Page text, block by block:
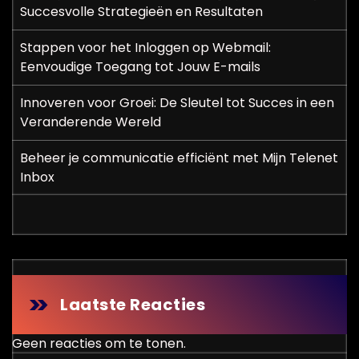
Succesvolle Strategieën en Resultaten
Stappen voor het Inloggen op Webmail:
Eenvoudige Toegang tot Jouw E-mails
Innoveren voor Groei: De Sleutel tot Succes in een
Veranderende Wereld
Beheer je communicatie efficiënt met Mijn Telenet
Inbox
Laatste Reacties
Geen reacties om te tonen.